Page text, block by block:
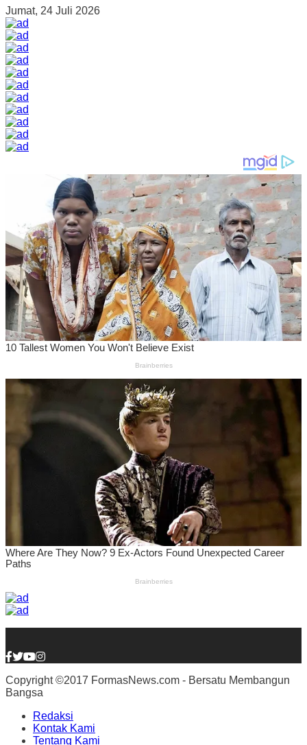
Jumat, 24 Juli 2026
Copyright ©2017 FormasNews.com - Bersatu Membangun
Bangsa
Redaksi
Kontak Kami
Tentang Kami